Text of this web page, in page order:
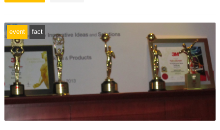
event fact